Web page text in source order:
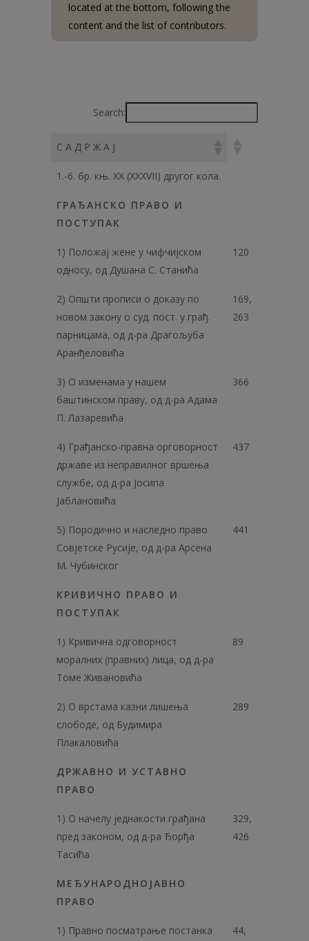
located at the bottom, following the
content and the list of contributors.
Search:
С А Д Р Ж А Ј
1.-6. бр. књ. XX (XXXVII) другог кола.
ГРАЂАНСКО ПРАВО И
ПОСТУПАК
1) Положај жене у чифчијском
односу, од Душана С. Станића
120
2) Општи прописи о доказу по
новом закону о суд. пост. у грађ.
парницама, од д-ра Драгољуба
Аранђеловића
169,
263
3) О изменама у нашем
баштинском праву, од д-ра Адама
П. Лазаревића
366
4) Грађанско-правна орговорност
државе из неправилног вршења
службе, од д-ра Jocипa
Јаблановића
437
5) Породично и наследно право
Совјетске Русије, од д-ра Арсена
М. Чубинског
441
КРИВИЧНО ПРАВО И
ПОСТУПАК
1) Кривична одговорност
моралних (правних) лица, од д-ра
Томе Живановића
89
2) О врстама казни лишења
слободе, од Будимира
Плакаловића
289
ДРЖАВНО И УСТАВНО
ПРАВО
1) О начелу једнакости грађана
пред законом, од д-ра Ђорђа
Тасића
329,
426
МЕЂУНАРОДНОЈАВНО
ПРАВО
1) Правно посматрање постанка
44,